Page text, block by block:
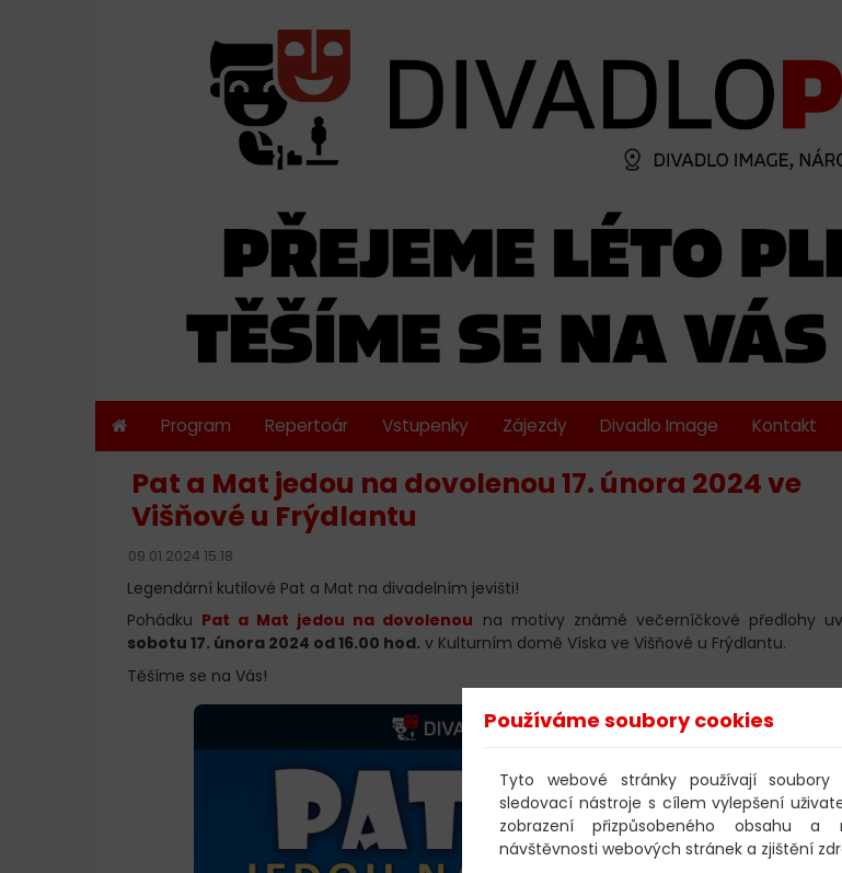
Program Repertoár Vstupenky Zájezdy Divadlo Image Kontakt
Pat a Mat jedou na dovolenou 17. února 2024 ve
Višňové u Frýdlantu
09.01.2024 15:18
Legendární kutilové Pat a Mat na divadelním jevišti!
Pohádku Pat a Mat jedou na dovolenou na motivy známé večerníčkové předlohy
sobotu 17. února 2024 od 16.00 hod. v Kulturním domě Víska ve Višňové u Frýdlantu.
Těšíme se na Vás!
Používáme soubory cookies
Tyto webové stránky používají
sledovací nástroje s cílem vylepšení
zobrazení přizpůsobeného obsahu a
návštěvnosti webových stránek a zjištění